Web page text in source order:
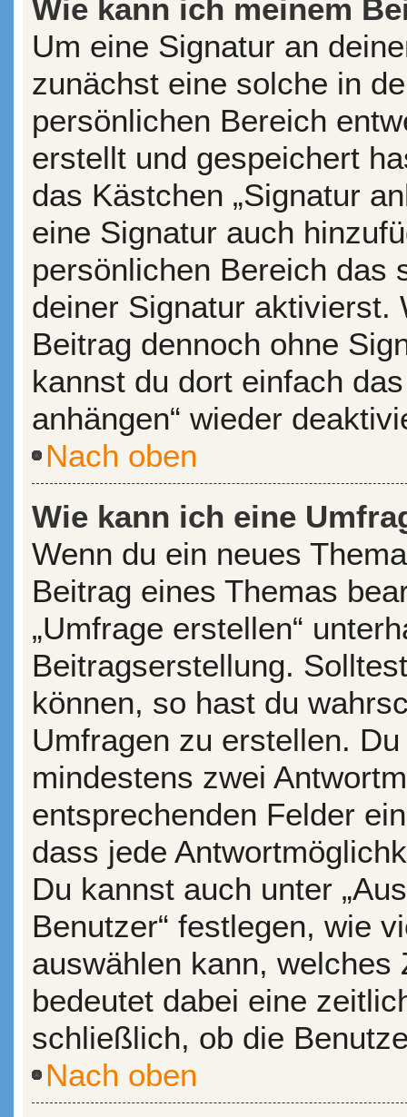
Wie kann ich meinem
Um eine Signatur an
zunächst eine solche in
persönlichen Bereich
erstellt und gespeichert
das Kästchen „Signatur
eine Signatur auch
persönlichen Bereich das
deiner Signatur aktivierst.
Beitrag dennoch ohne
kannst du dort einfach
anhängen“ wieder
Nach oben
Wie kann ich eine
Wenn du ein neues
Beitrag eines Themas
„Umfrage erstellen“
Beitragserstellung.
können, so hast du
Umfragen zu erstellen.
mindestens zwei
entsprechenden Felder
dass jede
Du kannst auch unter
Benutzer“ festlegen, wie
auswählen kann,
bedeutet dabei eine
schließlich, ob die
Nach oben